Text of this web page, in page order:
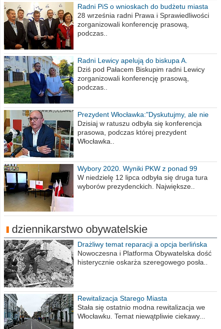
Radni PiS o wnioskach do budżetu miasta
na 2021 rok
28 września radni Prawa i Sprawiedliwości
zorganizowali konferencję prasową,
podczas..
Radni Lewicy apelują do biskupa A.
Wiesława Meringa
Dziś pod Pałacem Biskupim radni Lewicy
zorganizowali konferencję prasową,
podczas..
Prezydent Włocławka:"Dyskutujmy, ale nie
obrażajmy się”
Dzisiaj w ratuszu odbyła się konferencja
prasowa, podczas której prezydent
Włocławka..
Wybory 2020. Wyniki PKW z ponad 99
procent obwodów
W niedzielę 12 lipca odbyła się druga tura
wyborów prezydenckich. Największe..
dziennikarstwo obywatelskie
Drażliwy temat reparacji a opcja berlińska
Nowoczesna i Platforma Obywatelska dość
histerycznie oskarża szeregowego posła..
Rewitalizacja Starego Miasta
Stała się ostatnio modna rewitalizacja we
Włocławku. Temat niewątpliwie ciekawy...